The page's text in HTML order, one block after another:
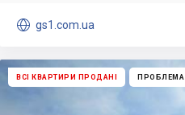
 gs1.com.ua
ВСІ КВАРТИРИ ПРОДАНІ ПРОБЛЕМА